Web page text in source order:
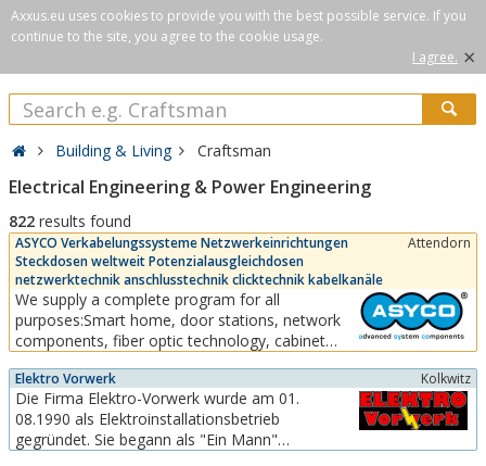
Axxus.eu uses cookies to provide you with the best possible service. If you
continue to the site, you agree to the cookie usage.
I agree. ×
Building & Living Craftsman
Electrical Engineering & Power Engineering
822 results found
ASYCO Verkabelungssysteme Netzwerkeinrichtungen
Steckdosen weltweit Potenzialausgleichdosen
netzwerktechnik anschlusstechnik clicktechnik kabelkanäle
Attendorn
We supply a complete program for all
purposes:Smart home, door stations, network
components, fiber optic technology, cabinet
columns, energy columns, surface-mounted
housing, underfloor systems, switch range,
sockets, data inserts, cables, cable support
systems, etc.With the...
Elektro Vorwerk Kolkwitz
Die Firma Elektro-Vorwerk wurde am 01.
08.1990 als Elektroinstallationsbetrieb
gegründet. Sie begann als "Ein Mann"